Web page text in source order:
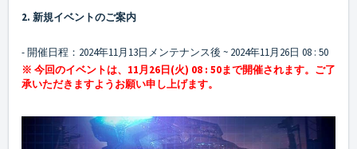
2. 新規イベントのご案内
- 開催日程：2024年11月13日メンテナンス後 ~ 2024年11月26日 08 : 50
※ 今回のイベントは、11月26日(火) 08 : 50まで開催されます。ご了
承いただきますようお願い申し上げます。